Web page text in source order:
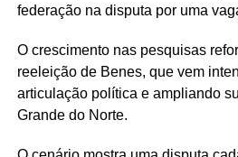
federação na disputa por uma
O crescimento nas pesquisas
reeleição de Benes, que vem
articulação política e ampliando
Grande do Norte.